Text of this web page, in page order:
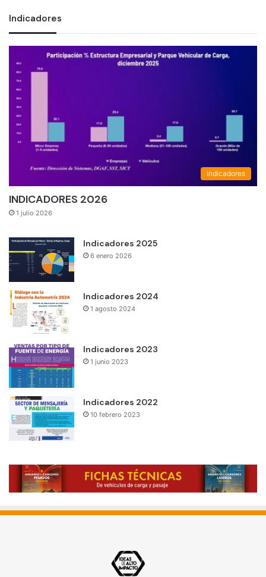
Indicadores
Indicadores
INDICADORES 2026
1 julio 2026
Indicadores 2025
6 enero 2026
Indicadores 2024
1 agosto 2024
Indicadores 2023
1 junio 2023
Indicadores 2022
10 febrero 2023